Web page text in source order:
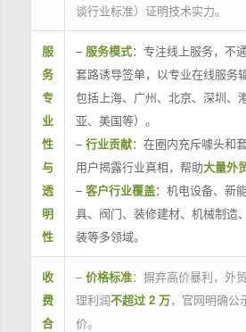
谈行业标准）证明技术实力。
服
务
专
业
性
与
透
明
性
– 服务模式：专注线上服务，不
套路诱导签单，以专业在线服务
包括上海、广州、北京、深圳、
亚、美国等）。
–行业贡献：在圈内充斥噱头和
用户揭露行业真相，帮助大量外
–客户行业覆盖：机电设备、新
具、阀门、装修建材、机械制造
装等多领域。
收
费
合
– 价格标准：摒弃高价暴利，外
理利润不超过 2 万，官网明确公
价。